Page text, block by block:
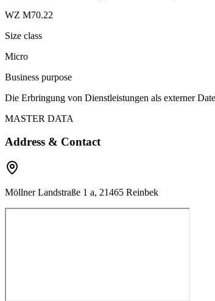
WZ M70.22
Size class
Micro
Business purpose
Die Erbringung von Dienstleistungen als externer
MASTER DATA
Address & Contact
Möllner Landstraße 1 a, 21465 Reinbek